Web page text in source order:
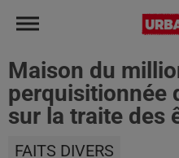
Maison du
perquisitionnée
sur la traite des
FAITS DIVERS